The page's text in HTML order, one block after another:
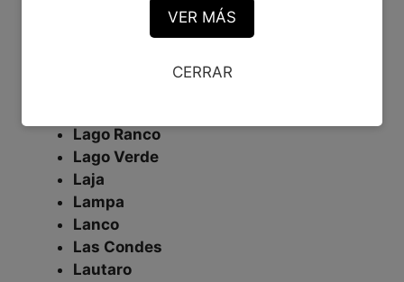
La Pintana
Lago Ranco
Lago Verde
Laja
Lampa
Lanco
Las Condes
Lautaro
VER MÁS
CERRAR